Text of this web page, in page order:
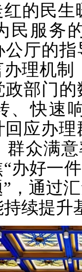
的民
民服务
公厅的
理机制
部门
、快速
应办
群众满
办好一
，通过
续提升